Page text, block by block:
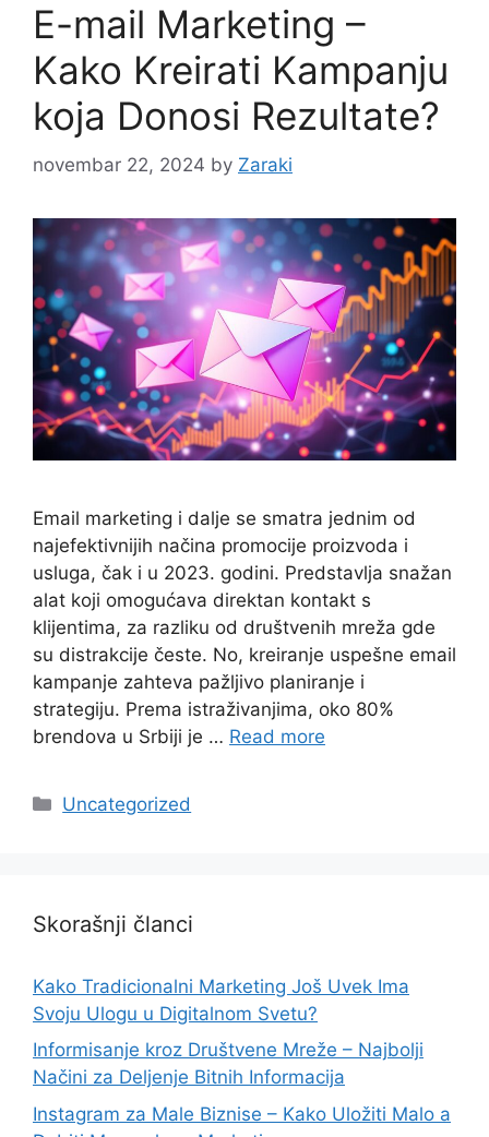
E-mail Marketing –
Kako Kreirati Kampanju
koja Donosi Rezultate?
novembar 22, 2024 by Zaraki
Email marketing i dalje se smatra jednim od
najefektivnijih načina promocije proizvoda i
usluga, čak i u 2023. godini. Predstavlja snažan
alat koji omogućava direktan kontakt s
klijentima, za razliku od društvenih mreža gde
su distrakcije česte. No, kreiranje uspešne email
kampanje zahteva pažljivo planiranje i
strategiju. Prema istraživanjima, oko 80%
brendova u Srbiji je … Read more
Categories
Uncategorized
Skorašnji članci
Kako Tradicionalni Marketing Još Uvek Ima
Svoju Ulogu u Digitalnom Svetu?
Informisanje kroz Društvene Mreže – Najbolji
Načini za Deljenje Bitnih Informacija
Instagram za Male Biznise – Kako Uložiti Malo a